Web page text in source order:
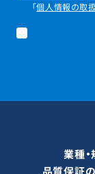
「個人情報の取
業種
品質保証